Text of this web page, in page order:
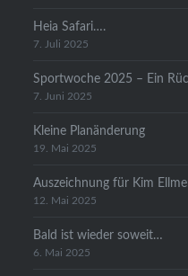
Heia Safari….
7. Juli 2025
Sportwoche 2025 – Ein
7. Juni 2025
Kleine Planänderung
19. Mai 2025
Auszeichnung für Kim
12. Mai 2025
Bald ist wieder soweit…
6. Mai 2025